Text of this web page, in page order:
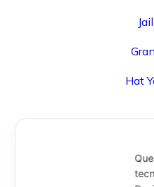
Hat
Via Degli Speziali, 161